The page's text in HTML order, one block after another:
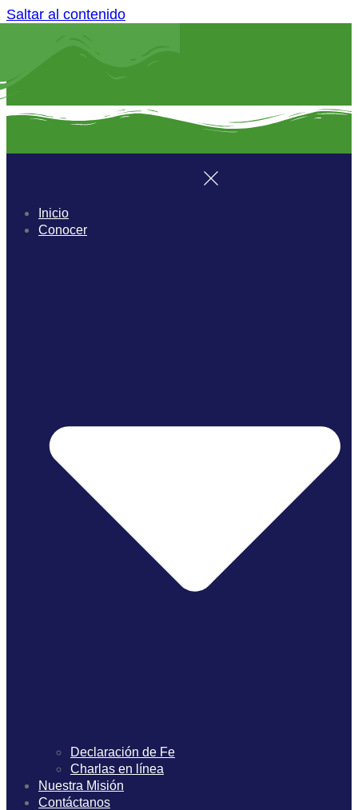
Saltar al contenido
Inicio
Conocer
Declaración de Fe
Charlas en línea
Nuestra Misión
Contáctanos